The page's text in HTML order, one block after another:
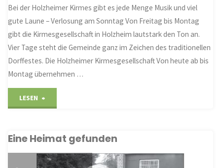
Bei der Holzheimer Kirmes gibt es jede Menge Musik und viel
gute Laune – Verlosung am Sonntag Von Freitag bis Montag
gibt die Kirmesgesellschaft in Holzheim lautstark den Ton an.
Vier Tage steht die Gemeinde ganz im Zeichen des traditionellen
Dorffestes. Die Holzheimer Kirmesgesellschaft Von heute ab bis
Montag übernehmen …
LESEN
wird
feste
Eine Heimat gefunden